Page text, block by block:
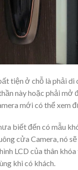
tiện ở chỗ là phải
này hoặc phải mở
mới có thể xem
biết đến có mẫu
cửa Camera, nó
LCD của thân
khi có khách.